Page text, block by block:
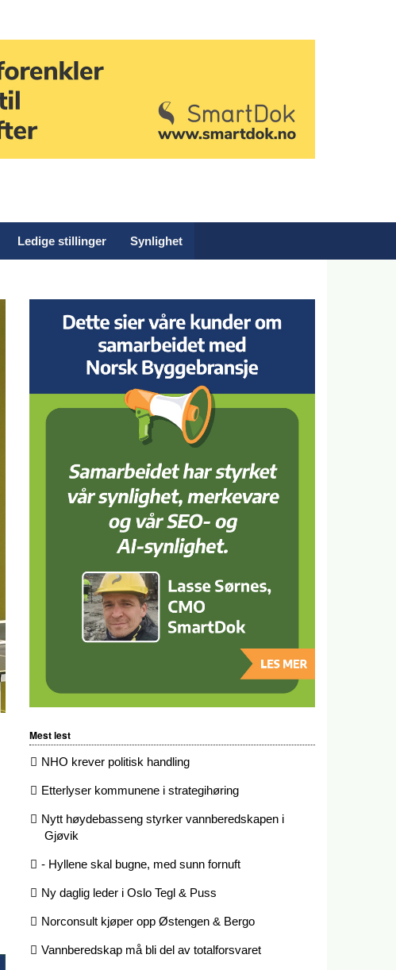
Ledige stillinger Synlighet
Mest lest
NHO krever politisk handling
Etterlyser kommunene i strategihøring
Nytt høydebasseng styrker vannberedskapen i
Gjøvik
- Hyllene skal bugne, med sunn fornuft
Ny daglig leder i Oslo Tegl & Puss
Norconsult kjøper opp Østengen & Bergo
Vannberedskap må bli del av totalforsvaret